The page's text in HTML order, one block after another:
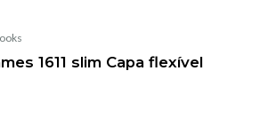
1611 slim Capa flexível